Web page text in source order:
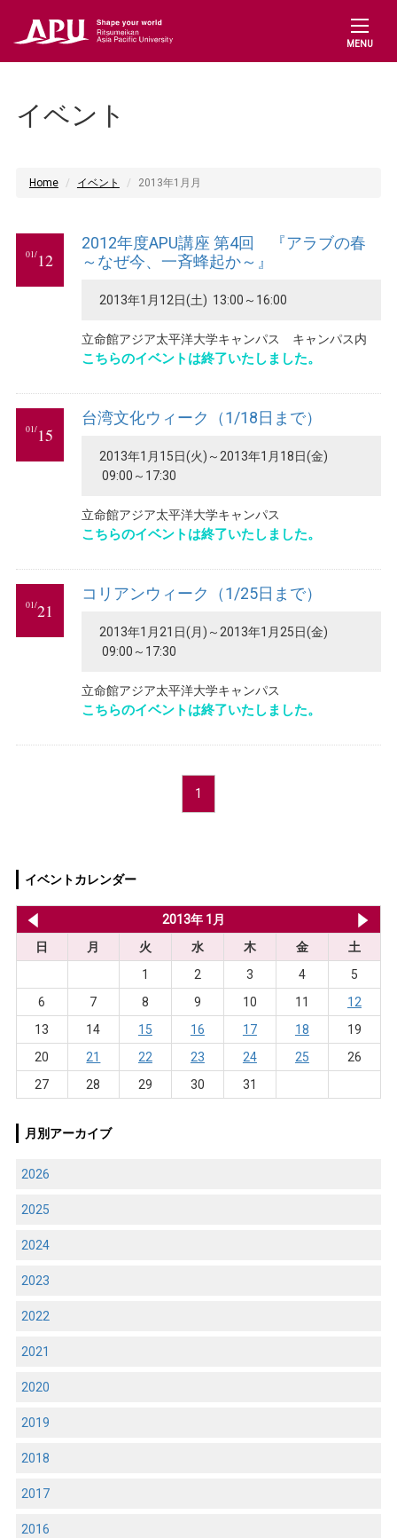
MENU
イベント
Home イベント 2013年1月月
01/12
2012年度APU講座 第4回 『アラブの春
～なぜ今、一斉蜂起か～』
2013年1月12日(土) 13:00～16:00
立命館アジア太平洋大学キャンパス キャンパス内
こちらのイベントは終了いたしました。
01/15
台湾文化ウィーク（1/18日まで）
2013年1月15日(火)～2013年1月18日(金)
09:00～17:30
立命館アジア太平洋大学キャンパス
こちらのイベントは終了いたしました。
01/21
コリアンウィーク（1/25日まで）
2013年1月21日(月)～2013年1月25日(金)
09:00～17:30
立命館アジア太平洋大学キャンパス
こちらのイベントは終了いたしました。
1
イベントカレンダー
2013年 1月
日
月 火 水 木 金
土
1
2 3 4
5
6
7 8 9 10 11
12
13
14 15 16 17 18
19
20
21 22 23 24 25
26
27
28 29 30 31
月別アーカイブ
2026
2025
2024
2023
2022
2021
2020
2019
2018
2017
2016